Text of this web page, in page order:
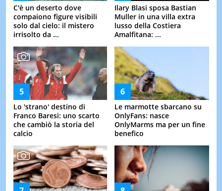
C'è un deserto dove
compaiono figure visibili
solo dal cielo: il mistero
irrisolto da ...
Ilary Blasi sposa Bastian
Muller in una villa extra
lusso della Costiera
Amalfitana: ...
Lo 'strano' destino di
Franco Baresi: uno scarto
che cambiò la storia del
calcio
Le marmotte sbarcano su
OnlyFans: nasce
OnlyMarms ma per un fine
benefico